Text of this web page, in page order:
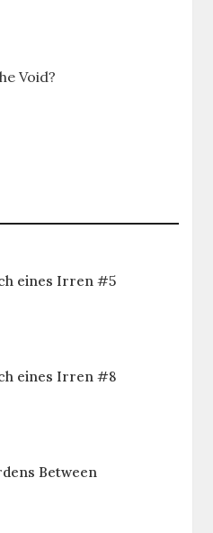
Void?
eines Irren #5
eines Irren #8
Between